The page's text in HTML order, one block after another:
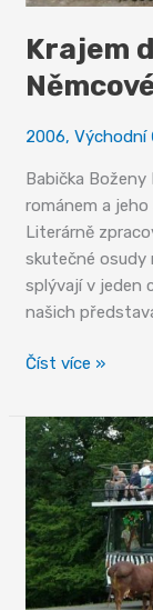
Krajem
2006,Východní
Babička
románem a
Literárně
skutečné osudy
splývají v jeden
našich
Krajem
Boženy
Němcové
Číst více »